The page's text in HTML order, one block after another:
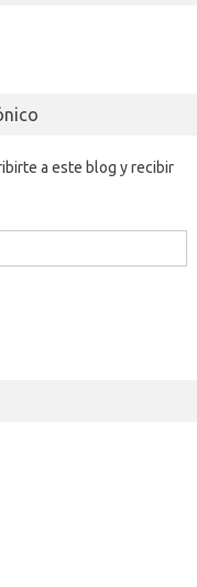
a este blog y recibir